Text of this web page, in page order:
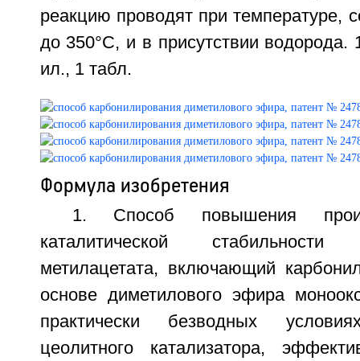
реакцию проводят при температуре,
до 350°С, и в присутствии
ил., 1 табл.
Формула изобретения
1. Способ повышения
каталитической
метилацетата, включающий
основе диметилового эфира
практически безводных
цеолитного катализатора,